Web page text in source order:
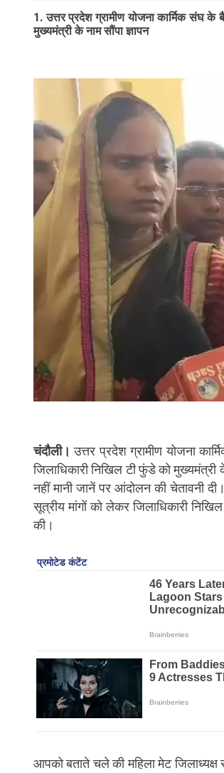
1. उत्तर प्रदेश ग्रामीण योजना कार्मिक संघ
मुख्यमंत्री के नाम सौंपा ज्ञापन
चंदौली। उत्तर प्रदेश ग्रामीण योजना
जिलाधिकारी निखिल टी फुंडे को
नहीं मानी जानें पर आंदोलन की चेतावनी
सूत्रीय मांगों को लेकर जिलाधिकारी
की।
आपको बताते चले की महिला मेट जिलाध्यक्ष